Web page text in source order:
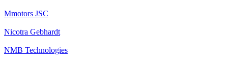
Mmotors JSC
Nicotra Gebhardt
NMB Technologies